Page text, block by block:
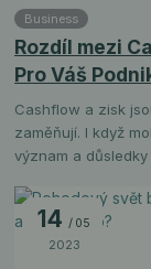
Business
Rozdíl mezi
Pro Váš
Cashflow a zisk
zaměňují. I když
význam a důsledky
14 05
2023